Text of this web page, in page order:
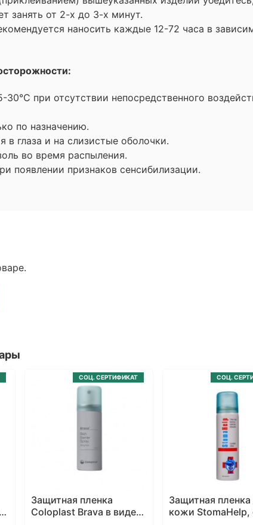
занять от 2-х до 3-х минут.
наносить каждые 12-72 часа в
30°С при отсутствии непосредственного
по назначению.
в глаза и на слизистые оболочки.
во время распыления.
появлении признаков сенсибилизации.
СОЦ. СЕРТИФИКАТ
Защитная пленка
Coloplast Brava в виде
СОЦ.
Защитная пленка
кожи StomaHelp,